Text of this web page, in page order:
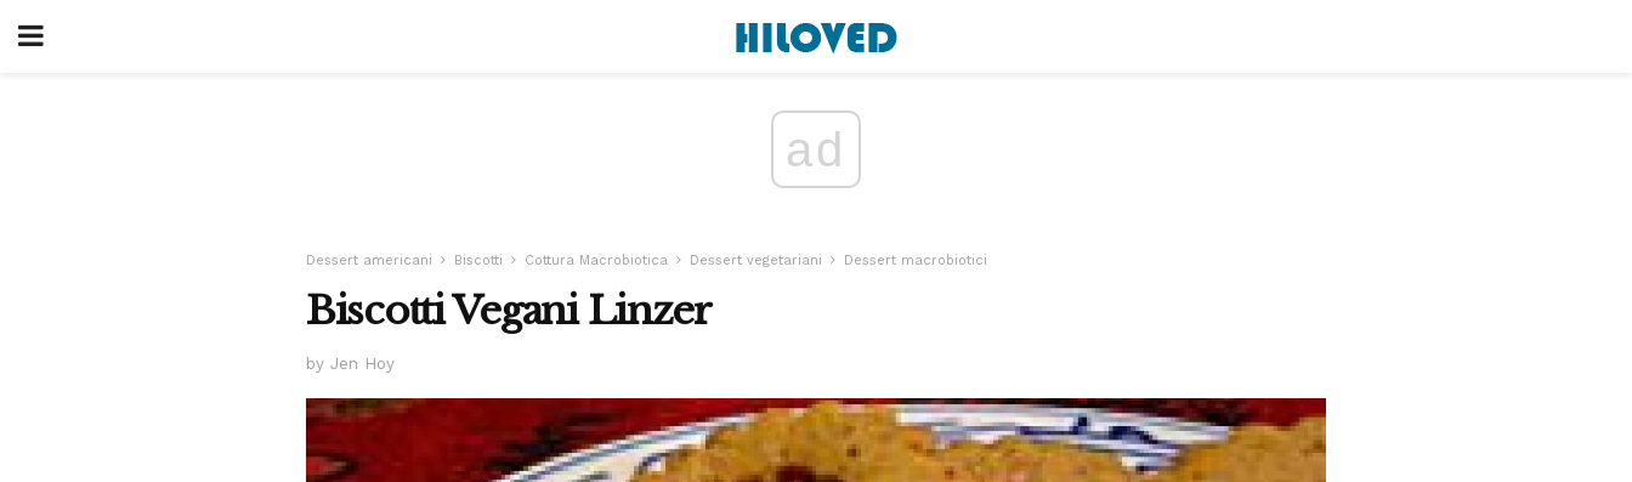
ad
Dessert americani Biscotti Cottura Macrobiotica Dessert vegetariani Dessert macrobiotici
Biscotti Vegani Linzer
by Jen Hoy